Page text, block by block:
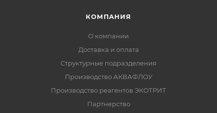
КОМПАНИЯ
О компании
Доставка и оплата
Структурные подразделения
Производство АКВАФЛОУ
Производство реагентов ЭКОТРИТ
Партнерство